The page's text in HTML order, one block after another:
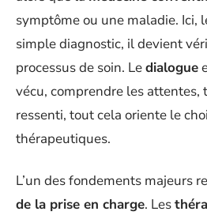
symptôme ou une maladie. Ici,
simple diagnostic, il devient
processus de soin. Ledialogue
vécu, comprendre les attentes,
ressenti, tout cela oriente le
thérapeutiques.
L’un des fondements majeurs
de la prise en charge. Les